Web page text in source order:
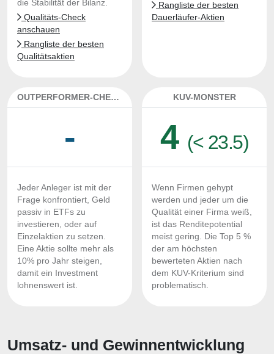
die Stabilität der Bilanz.
Qualitäts-Check
anschauen
Rangliste der besten
Qualitätsaktien
Rangliste der besten
Dauerläufer-Aktien
OUTPERFORMER-CHECK
-
Jeder Anleger ist mit der
Frage konfrontiert, Geld
passiv in ETFs zu
investieren, oder auf
Einzelaktien zu setzen.
Eine Aktie sollte mehr als
10% pro Jahr steigen,
damit ein Investment
lohnenswert ist.
KUV-MONSTER
4 (< 23.5)
Wenn Firmen gehypt
werden und jeder um die
Qualität einer Firma weiß,
ist das Renditepotential
meist gering. Die Top 5 %
der am höchsten
bewerteten Aktien nach
dem KUV-Kriterium sind
problematisch.
Umsatz- und Gewinnentwicklung